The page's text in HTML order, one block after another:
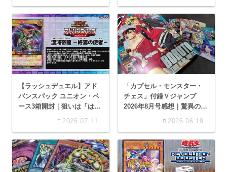
【ラッシュデュエル】アド
バンスパック ユニオン・ベ
ース3箱開封｜狙いは「はじ
まりの星」のフルオバラ！
2026.07.11
「カプセル・モンスター・
チェス」付録Ｖジャンプ
2026年8月号感想｜驚異のカ
2026.06.19